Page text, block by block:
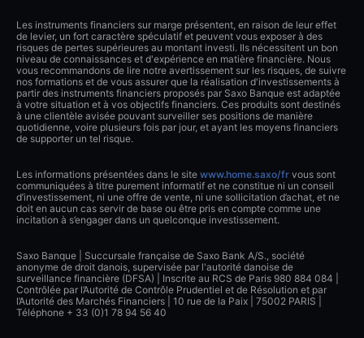
Les instruments financiers sur marge présentent, en raison de leur effet
de levier, un fort caractère spéculatif et peuvent vous exposer à des
risques de pertes supérieures au montant investi. Ils nécessitent un bon
niveau de connaissances et d'expérience en matière financière. Nous
vous recommandons de lire notre avertissement sur les risques, de suivre
nos formations et de vous assurer que la réalisation d'investissements à
partir des instruments financiers proposés par Saxo Banque est adaptée
à votre situation et à vos objectifs financiers. Ces produits sont destinés
à une clientèle avisée pouvant surveiller ses positions de manière
quotidienne, voire plusieurs fois par jour, et ayant les moyens financiers
de supporter un tel risque.
Les informations présentées dans le site www.home.saxo/fr vous sont
communiquées à titre purement informatif et ne constitue ni un conseil
d’investissement, ni une offre de vente, ni une sollicitation d’achat, et ne
doit en aucun cas servir de base ou être pris en compte comme une
incitation à s’engager dans un quelconque investissement.
Saxo Banque | Succursale française de Saxo Bank A/S., société
anonyme de droit danois, supervisée par l'autorité danoise de
surveillance financière (DFSA) | Inscrite au RCS de Paris 980 884 084 |
Contrôlée par l’Autorité de Contrôle Prudentiel et de Résolution et par
l’Autorité des Marchés Financiers | 10 rue de la Paix | 75002 PARIS |
Téléphone + 33 (0)1 78 94 56 40